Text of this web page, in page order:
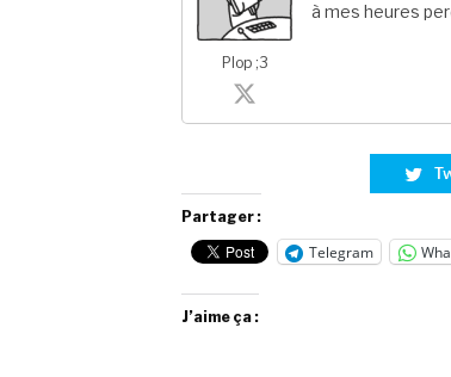
Plop ;3
à mes heures
Partager :
Telegram
J’aime ça :